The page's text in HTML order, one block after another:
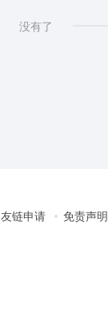
没有了
友链申请 免责声明